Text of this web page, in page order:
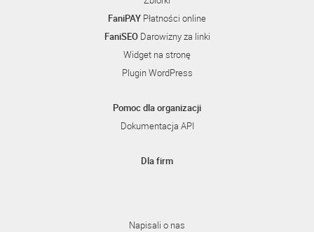
FaniPAY Płatności online
FaniSEODarowizny za linki
Widget na stronę
Plugin WordPress
Pomoc dla organizacji
Dokumentacja API
Dla firm
Napisali o nas